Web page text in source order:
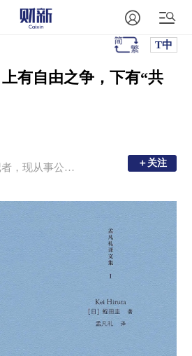
T中
有自由之争，下有“共
前凤凰周刊记者，现从事公益传播 ＋关注
＋关注